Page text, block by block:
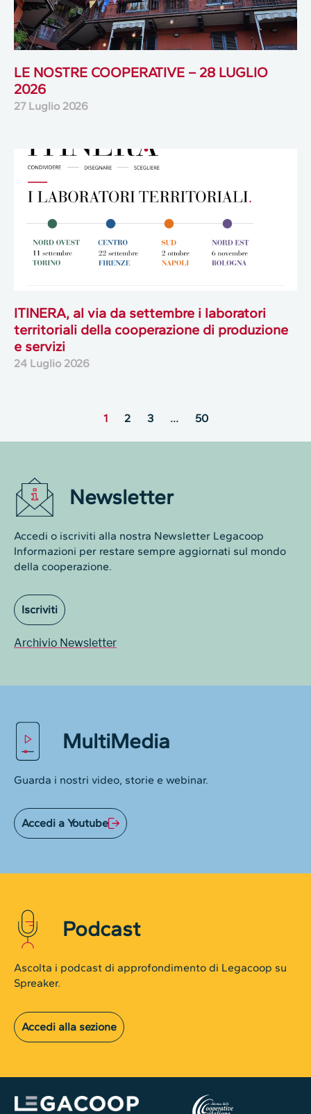
LE NOSTRE COOPERATIVE – 28 LUGLIO
2026
27 Luglio 2026
ITINERA, al via da settembre i laboratori
territoriali della cooperazione di produzione
e servizi
24 Luglio 2026
1 2 3 … 50
Newsletter
Accedi o iscriviti alla nostra Newsletter Legacoop
Informazioni per restare sempre aggiornati sul mondo
della cooperazione.
Iscriviti
Archivio Newsletter
MultiMedia
Guarda i nostri video, storie e webinar.
Accedi a Youtube
Podcast
Ascolta i podcast di approfondimento di Legacoop su
Spreaker.
Accedi alla sezione